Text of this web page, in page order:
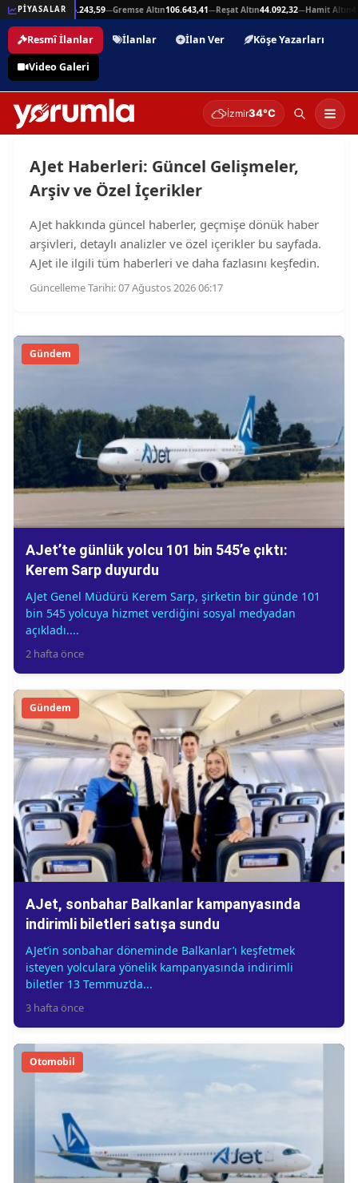
PİYASALAR
Beşli Altın215.243,59—Gremse Altın106.643,41—Reşat Altın44.092,32—Hamit Altın
Resmî İlanlar İlanlar İlan Ver
Köşe Yazarları
Video Galeri
İzmir34°C
AJet Haberleri: Güncel Gelişmeler,
Arşiv ve Özel İçerikler
AJet hakkında güncel haberler, geçmişe dönük haber
arşivleri, detaylı analizler ve özel içerikler bu sayfada.
AJet ile ilgili tüm haberleri ve daha fazlasını keşfedin.
Güncelleme Tarihi: 07 Ağustos 2026 06:17
Gündem
AJet’te günlük yolcu 101 bin 545’e çıktı:
Kerem Sarp duyurdu
AJet Genel Müdürü Kerem Sarp, şirketin bir günde 101
bin 545 yolcuya hizmet verdiğini sosyal medyadan
açıkladı....
2 hafta önce
Gündem
AJet, sonbahar Balkanlar kampanyasında
indirimli biletleri satışa sundu
AJet’in sonbahar döneminde Balkanlar’ı keşfetmek
isteyen yolculara yönelik kampanyasında indirimli
biletler 13 Temmuz’da...
3 hafta önce
Otomobil